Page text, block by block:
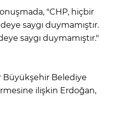
"CHP, hiçbir
saygı duymamıştır.
saygı duymamıştır."
Büyükşehir Belediye
ilişkin Erdoğan,